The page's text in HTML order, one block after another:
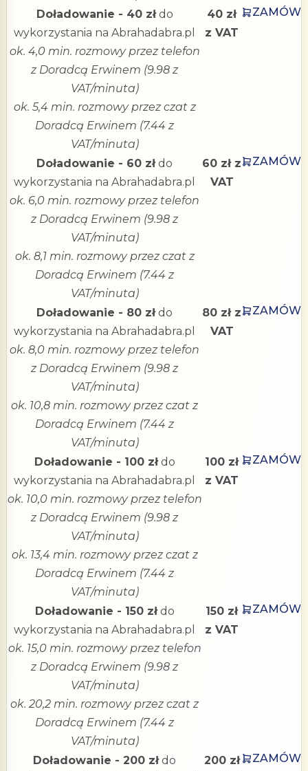
Doładowanie - 40 złdo
wykorzystania na Abrahadabra.pl
ok. 4,0 min. rozmowy przez telefon
z Doradcą Erwinem (9.98 z
VAT/minuta)
ok. 5,4 min. rozmowy przez czat z
Doradcą Erwinem (7.44 z
VAT/minuta)
40 zł
z VAT
ZAMÓW
Doładowanie - 60 złdo
wykorzystania na Abrahadabra.pl
ok. 6,0 min. rozmowy przez telefon
z Doradcą Erwinem (9.98 z
VAT/minuta)
ok. 8,1 min. rozmowy przez czat z
Doradcą Erwinem (7.44 z
VAT/minuta)
60 zł z
VAT
ZAMÓW
Doładowanie - 80 złdo
wykorzystania na Abrahadabra.pl
ok. 8,0 min. rozmowy przez telefon
z Doradcą Erwinem (9.98 z
VAT/minuta)
ok. 10,8 min. rozmowy przez czat z
Doradcą Erwinem (7.44 z
VAT/minuta)
80 zł z
VAT
ZAMÓW
Doładowanie - 100 złdo
wykorzystania na Abrahadabra.pl
ok. 10,0 min. rozmowy przez telefon
z Doradcą Erwinem (9.98 z
VAT/minuta)
ok. 13,4 min. rozmowy przez czat z
Doradcą Erwinem (7.44 z
VAT/minuta)
100 zł
z VAT
ZAMÓW
Doładowanie - 150 złdo
wykorzystania na Abrahadabra.pl
ok. 15,0 min. rozmowy przez telefon
z Doradcą Erwinem (9.98 z
VAT/minuta)
ok. 20,2 min. rozmowy przez czat z
Doradcą Erwinem (7.44 z
VAT/minuta)
150 zł
z VAT
ZAMÓW
Doładowanie - 200 złdo
200 zł
ZAMÓW